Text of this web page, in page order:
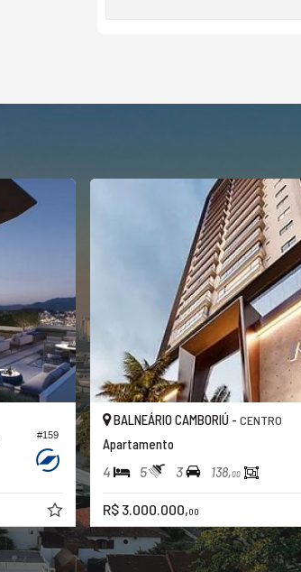
#159
BALNEÁRIO CAMBORIÚ - CENTRO
Apartamento
4 5 3 138,00
R$ 3.000.000,00